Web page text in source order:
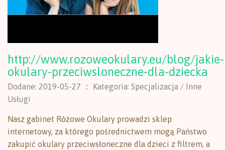
http://www.rozoweokulary.eu/blog/jakie-
okulary-przeciwsloneczne-dla-dziecka
Dodane: 2019-05-27 ::
Kategoria: Specjalizacja / Inne
Usługi
Nasz gabinet Różowe Okulary prowadzi sklep
internetowy, za którego pośrednictwem mogą Państwo
zakupić okulary przeciwsłoneczne dla dzieci z filtrem, a